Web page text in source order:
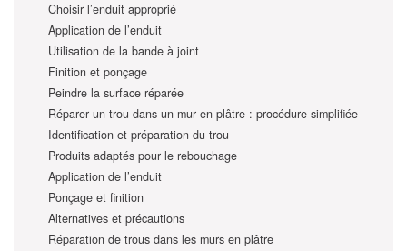
Choisir l’enduit approprié
Application de l’enduit
Utilisation de la bande à joint
Finition et ponçage
Peindre la surface réparée
Réparer un trou dans un mur en plâtre : procédure simplifiée
Identification et préparation du trou
Produits adaptés pour le rebouchage
Application de l’enduit
Ponçage et finition
Alternatives et précautions
Réparation de trous dans les murs en plâtre